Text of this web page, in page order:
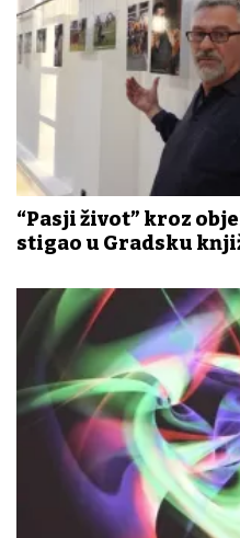
“Pasji život” kroz
stigao u Gradsku